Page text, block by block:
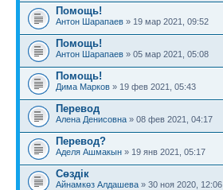
Помощь!
Антон Шарапаев » 19 мар 2021, 09:52
Помощь!
Антон Шарапаев » 05 мар 2021, 05:08
Помощь!
Дима Марков » 19 фев 2021, 05:43
Перевод
Алена Денисовна » 08 фев 2021, 04:17
Перевод?
Аделя Ашмакын » 19 янв 2021, 05:17
Сөздік
Айнамкөз Алдашева » 30 ноя 2020, 12:06